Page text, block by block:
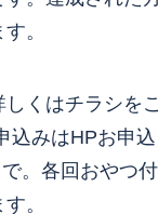
。
くはチラシを
込みはHPお申込
。各回おやつ付
。